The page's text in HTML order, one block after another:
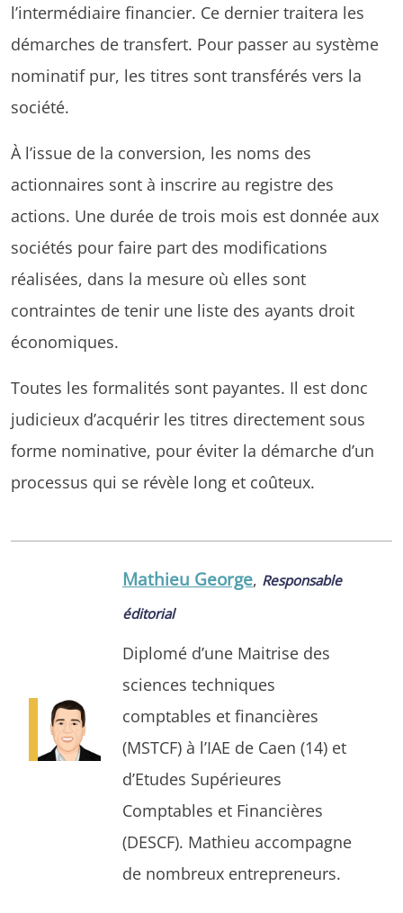
l’intermédiaire financier. Ce dernier traitera les
démarches de transfert. Pour passer au système
nominatif pur, les titres sont transférés vers la
société.
À l’issue de la conversion, les noms des
actionnaires sont à inscrire au registre des
actions. Une durée de trois mois est donnée aux
sociétés pour faire part des modifications
réalisées, dans la mesure où elles sont
contraintes de tenir une liste des ayants droit
économiques.
Toutes les formalités sont payantes. Il est donc
judicieux d’acquérir les titres directement sous
forme nominative, pour éviter la démarche d’un
processus qui se révèle long et coûteux.
Mathieu George, Responsable
éditorial
Diplomé d’une Maitrise des
sciences techniques
comptables et financières
(MSTCF) à l’IAE de Caen (14) et
d’Etudes Supérieures
Comptables et Financières
(DESCF). Mathieu accompagne
de nombreux entrepreneurs.